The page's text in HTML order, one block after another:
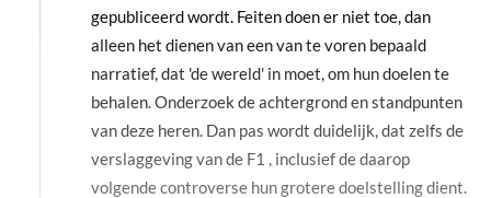
gepubliceerd wordt. Feiten doen er niet toe, dan
alleen het dienen van een van te voren bepaald
narratief, dat 'de wereld' in moet, om hun doelen te
behalen. Onderzoek de achtergrond en standpunten
van deze heren. Dan pas wordt duidelijk, dat zelfs de
verslaggeving van de F1 , inclusief de daarop
volgende controverse hun grotere doelstelling dient.